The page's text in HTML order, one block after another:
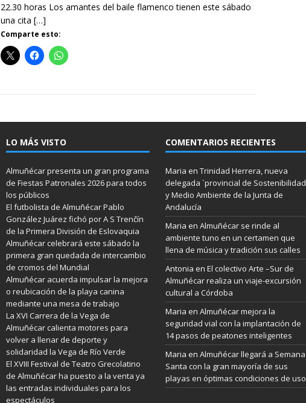
22.30 horas Los amantes del baile flamenco tienen este sábado
una cita […]
Comparte esto:
LO MÁS VISTO
Almuñécar presenta un gran programa
de Fiestas Patronales 2026 para todos
los públicos
El futbolista de Almuñécar Pablo
González Juárez fichó por A S Trenčín
de la Primera División de Eslovaquia
Almuñécar celebrará este sábado la
primera gran quedada de intercambio
de cromos del Mundial
Almuñécar acuerda impulsar la mejora
o reubicación de la playa canina
mediante una mesa de trabajo
La XVI Carrera de la Vega de
Almuñécar calienta motores para
volver a llenar de deporte y
solidaridad la Vega de Río Verde
El XVIII Festival de Teatro Grecolatino
de Almuñécar ha puesto a la venta ya
las entradas individuales para los
espectáculos
COMENTARIOS RECIENTES
Maria en Trinidad Herrera, nueva
delegada `provincial de Sostenibilidad
y Medio Ambiente de la Junta de
Andalucía
Maria en Almuñécar se rinde al
ambiente tuno en un certamen que
llena de música y tradición sus calles
Antonia en El colectivo Arte –Sur de
Almuñécar realiza un viaje-excursión
cultural a Córdoba
Maria en Almuñécar mejora la
seguridad vial con la implantación de
14 pasos de peatones inteligentes
Maria en Almuñécar llegará a Semana
Santa con la gran mayoría de sus
playas en óptimas condiciones de uso